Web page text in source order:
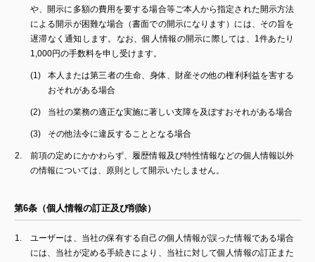
や、開示に多額の費用を要する場合等ご本人から指定された開示方法
による開示が困難な場合（書面での開示になります）には、その旨を
遅滞なく通知します。なお、個人情報の開示に際しては、1件あたり
1,000円の手数料を申し受けます。
本人または第三者の生命、身体、財産その他の権利利益を害する
おそれがある場合
当社の業務の適正な実施に著しい支障を及ぼすおそれがある場合
その他法令に違反することとなる場合
前項の定めにかかわらず、履歴情報及び特性情報などの個人情報以外
の情報については、原則として開示いたしません。
第6条（個人情報の訂正及び削除）
ユーザーは、当社の保有する自己の個人情報が誤った情報である場合
には、当社が定める手続きにより、当社に対して個人情報の訂正また